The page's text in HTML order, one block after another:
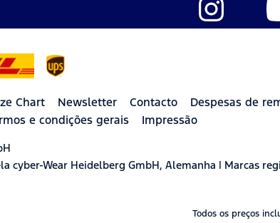
Chart Newsletter Contacto Despesas de
e condições gerais Impressão
cyber-Wear Heidelberg GmbH, Alemanha | Marcas
Todos os preços